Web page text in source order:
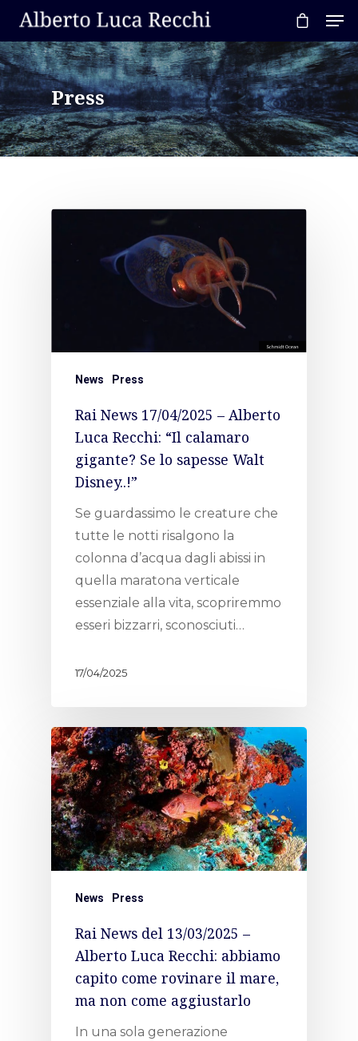
Hit enter to search or ESC to close
Press
News Press
Rai News 17/04/2025 – Alberto
Luca Recchi: “Il calamaro
gigante? Se lo sapesse Walt
Disney..!”
Se guardassimo le creature che
tutte le notti risalgono la
colonna d’acqua dagli abissi in
quella maratona verticale
essenziale alla vita, scopriremmo
esseri bizzarri, sconosciuti…
17/04/2025
News Press
Rai News del 13/03/2025 –
Alberto Luca Recchi: abbiamo
capito come rovinare il mare,
ma non come aggiustarlo
In una sola generazione